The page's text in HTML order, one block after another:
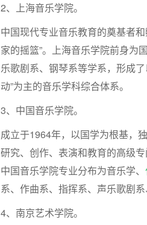
2、上海音乐学院。
中国现代专业音乐教育的奠基者
家的摇篮”。上海音乐学院前身为
乐歌剧系、钢琴系等学系，形成
动”为主的音乐学科综合体系。
3、中国音乐学院。
成立于1964年，以国学为根基，
研究、创作、表演和教育的高级
中国音乐学院专业分布为音乐学、
系、作曲系、指挥系、声乐歌剧
4、南京艺术学院。